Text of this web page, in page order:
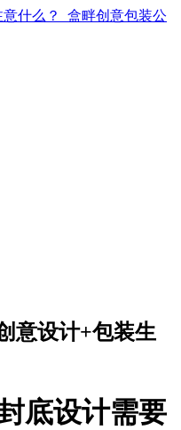
意设计+包装生
底设计需要